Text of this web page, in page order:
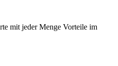
mit jeder Menge Vorteile im